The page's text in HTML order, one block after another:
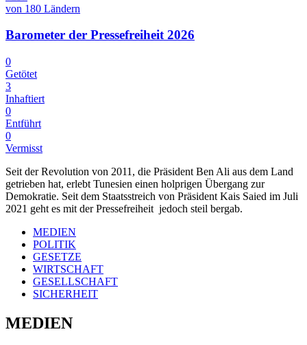
von 180 Ländern
Barometer der Pressefreiheit 2026
0
Getötet
3
Inhaftiert
0
Entführt
0
Vermisst
Seit der Revolution von 2011, die Präsident Ben Ali aus dem Land
getrieben hat, erlebt Tunesien einen holprigen Übergang zur
Demokratie. Seit dem Staatsstreich von Präsident Kais Saied im Juli
2021 geht es mit der Pressefreiheit jedoch steil bergab.
MEDIEN
POLITIK
GESETZE
WIRTSCHAFT
GESELLSCHAFT
SICHERHEIT
MEDIEN